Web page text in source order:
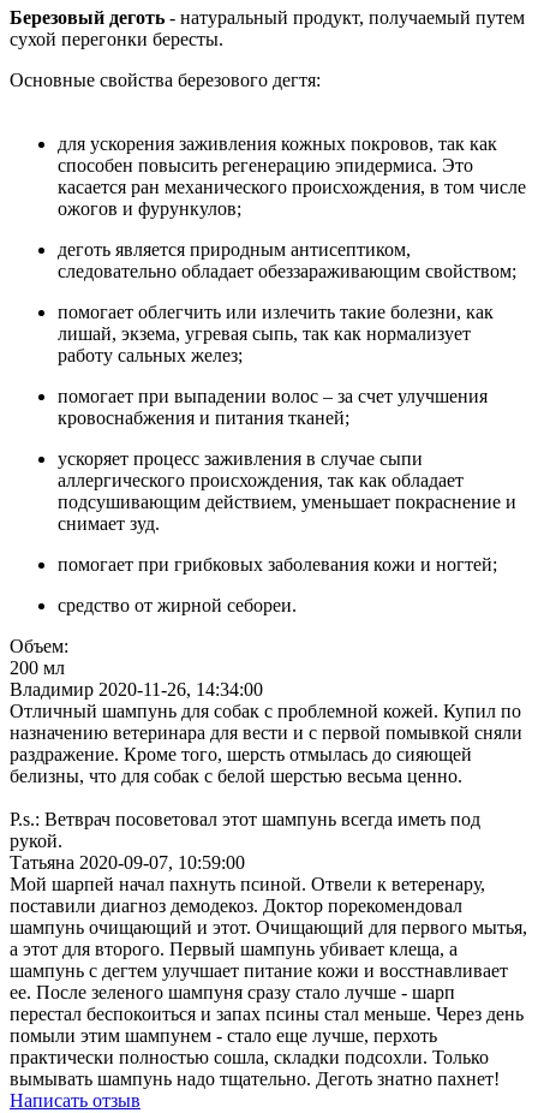
Березовый деготь - натуральный продукт, получаемый путем
сухой перегонки бересты.
Основные свойства березового дегтя:
для ускорения заживления кожных покровов, так как
способен повысить регенерацию эпидермиса. Это
касается ран механического происхождения, в том числе
ожогов и фурункулов;
деготь является природным антисептиком,
следовательно обладает обеззараживающим свойством;
помогает облегчить или излечить такие болезни, как
лишай, экзема, угревая сыпь, так как нормализует
работу сальных желез;
помогает при выпадении волос – за счет улучшения
кровоснабжения и питания тканей;
ускоряет процесс заживления в случае сыпи
аллергического происхождения, так как обладает
подсушивающим действием, уменьшает покраснение и
снимает зуд.
помогает при грибковых заболевания кожи и ногтей;
средство от жирной себореи.
Объем:
200 мл
Владимир 2020-11-26, 14:34:00
Отличный шампунь для собак с проблемной кожей. Купил по
назначению ветеринара для вести и с первой помывкой сняли
раздражение. Кроме того, шерсть отмылась до сияющей
белизны, что для собак с белой шерстью весьма ценно.
P.s.: Ветврач посоветовал этот шампунь всегда иметь под
рукой.
Татьяна 2020-09-07, 10:59:00
Мой шарпей начал пахнуть псиной. Отвели к ветеренару,
поставили диагноз демодекоз. Доктор порекомендовал
шампунь очищающий и этот. Очищающий для первого мытья,
а этот для второго. Первый шампунь убивает клеща, а
шампунь с дегтем улучшает питание кожи и восстнавливает
ее. После зеленого шампуня сразу стало лучше - шарп
перестал беспокоиться и запах псины стал меньше. Через день
помыли этим шампунем - стало еще лучше, перхоть
практически полностью сошла, складки подсохли. Только
вымывать шампунь надо тщательно. Деготь знатно пахнет!
Написать отзыв